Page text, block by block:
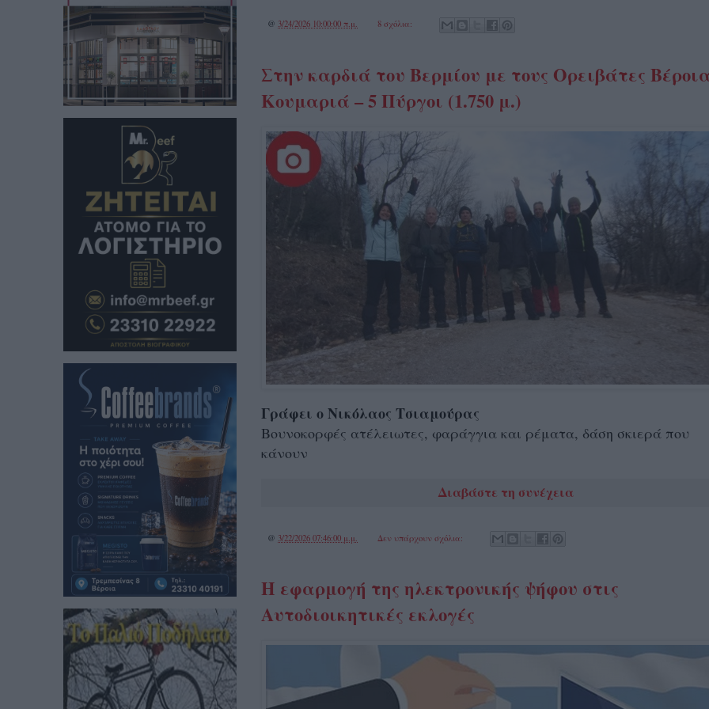
@ 3/24/2026 10:00:00 π.μ. 8 σχόλια:
Στην καρδιά του Βερμίου με τους Ορειβάτες
Κουμαριά – 5 Πύργοι (1.750 μ.)
Γράφει ο Νικόλαος Τσιαμούρας
Βουνοκορφές ατέλειωτες, φαράγγια και ρέματα, δάση σκιερά που
κάνουν
Διαβάστε τη συνέχεια
@ 3/22/2026 07:46:00 μ.μ. Δεν υπάρχουν σχόλια:
H εφαρμογή της ηλεκτρονικής ψήφου στις
Αυτοδιοικητικές εκλογές